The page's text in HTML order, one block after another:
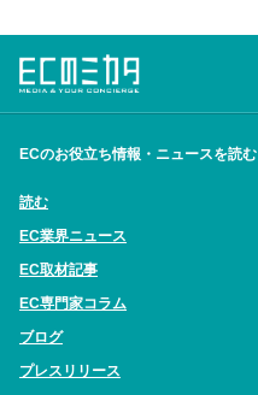
ECのお役立ち情報・ニュースを読む
読む
EC業界ニュース
EC取材記事
EC専門家コラム
ブログ
プレスリリース